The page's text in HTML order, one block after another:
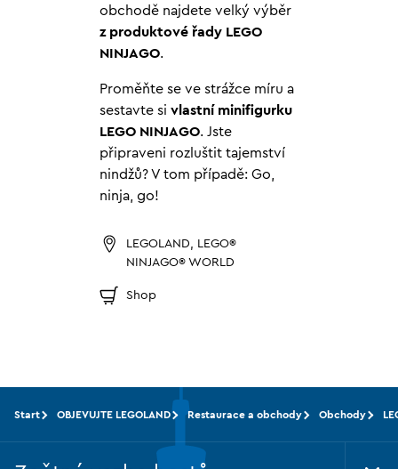
obchodě najdete velký výběr
z produktové řady LEGO
NINJAGO.
Proměňte se ve strážce míru a
sestavte si vlastní minifigurku
LEGO NINJAGO. Jste
připraveni rozluštit tajemství
nindžů? V tom případě: Go,
ninja, go!
LEGOLAND, LEGO®
NINJAGO® WORLD
Shop
Start OBJEVUJTE LEGOLAND Restaurace a obchody Obchody